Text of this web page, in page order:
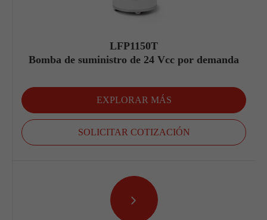
LFP1150T
Bomba de suministro de 24 Vcc por demanda
EXPLORAR MÁS
SOLICITAR COTIZACIÓN